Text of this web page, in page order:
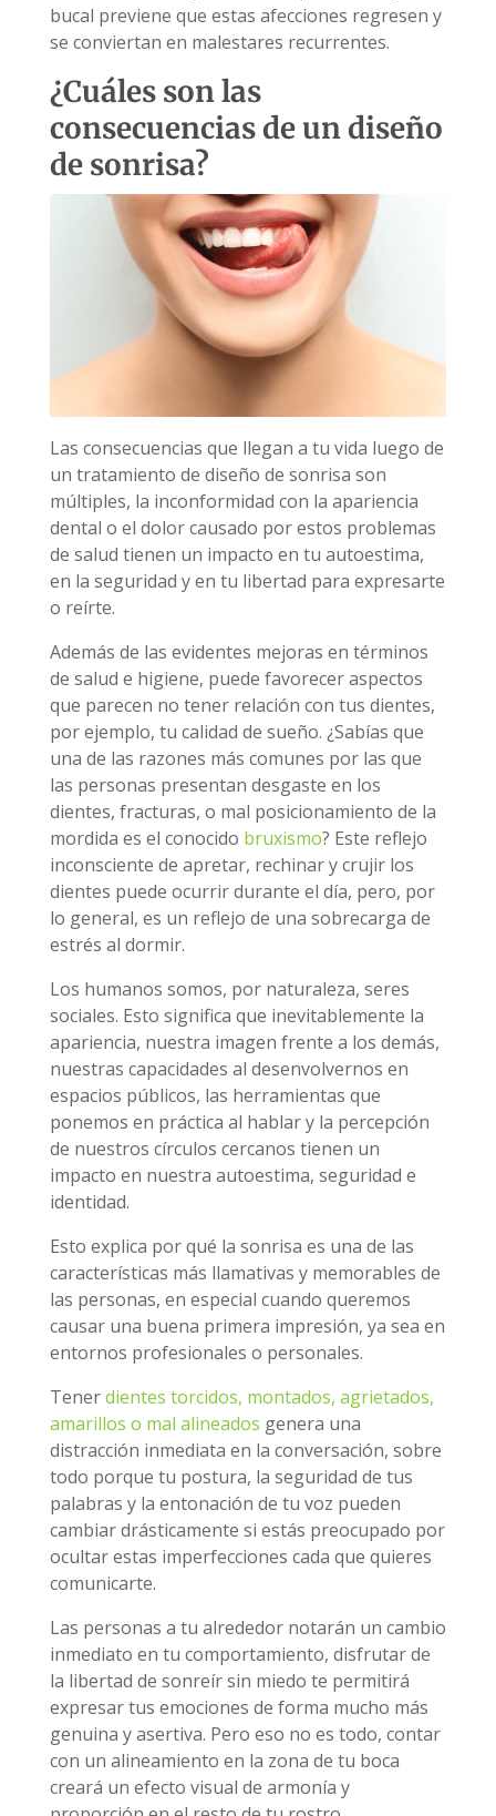
bucal previene que estas afecciones regresen y
se conviertan en malestares recurrentes.
¿Cuáles son las
consecuencias de un diseño
de sonrisa?
Las consecuencias que llegan a tu vida luego de
un tratamiento de diseño de sonrisa son
múltiples, la inconformidad con la apariencia
dental o el dolor causado por estos problemas
de salud tienen un impacto en tu autoestima,
en la seguridad y en tu libertad para expresarte
o reírte.
Además de las evidentes mejoras en términos
de salud e higiene, puede favorecer aspectos
que parecen no tener relación con tus dientes,
por ejemplo, tu calidad de sueño. ¿Sabías que
una de las razones más comunes por las que
las personas presentan desgaste en los
dientes, fracturas, o mal posicionamiento de la
mordida es el conocido bruxismo? Este reflejo
inconsciente de apretar, rechinar y crujir los
dientes puede ocurrir durante el día, pero, por
lo general, es un reflejo de una sobrecarga de
estrés al dormir.
Los humanos somos, por naturaleza, seres
sociales. Esto significa que inevitablemente la
apariencia, nuestra imagen frente a los demás,
nuestras capacidades al desenvolvernos en
espacios públicos, las herramientas que
ponemos en práctica al hablar y la percepción
de nuestros círculos cercanos tienen un
impacto en nuestra autoestima, seguridad e
identidad.
Esto explica por qué la sonrisa es una de las
características más llamativas y memorables de
las personas, en especial cuando queremos
causar una buena primera impresión, ya sea en
entornos profesionales o personales.
Tenerdientes torcidos, montados, agrietados,
amarillos o mal alineados genera una
distracción inmediata en la conversación, sobre
todo porque tu postura, la seguridad de tus
palabras y la entonación de tu voz pueden
cambiar drásticamente si estás preocupado por
ocultar estas imperfecciones cada que quieres
comunicarte.
Las personas a tu alrededor notarán un cambio
inmediato en tu comportamiento, disfrutar de
la libertad de sonreír sin miedo te permitirá
expresar tus emociones de forma mucho más
genuina y asertiva. Pero eso no es todo, contar
con un alineamiento en la zona de tu boca
creará un efecto visual de armonía y